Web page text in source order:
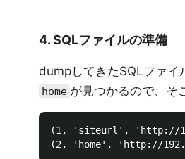
4. SQLファイルの準備
dumpしてきたSQLファイ
home が見つかるので、そ
(1, 'siteurl', 'http://